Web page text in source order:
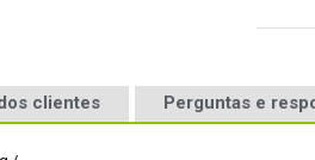
clientes Perguntas e